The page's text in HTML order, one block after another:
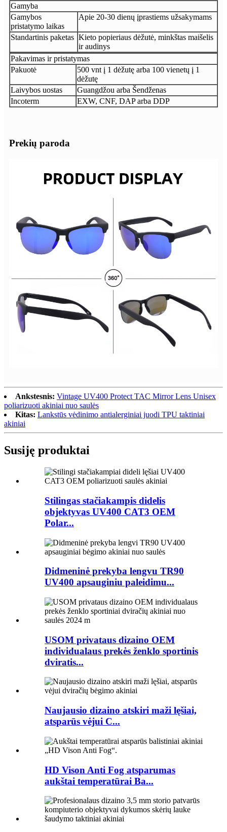
Gamyba
Gamybos
pristatymo laikas
Apie 20-30 dienų įprastiems užsakymams
Standartinis paketas Kieto popieriaus dėžutė, minkštas maišelis
ir audinys
Pakavimas ir pristatymas
Pakuotė
500 vnt į 1 dėžutę arba 100 vienetų į 1
dėžutę
Laivybos uostas
Guangdžou arba Šendženas
Incoterm
EXW, CNF, DAP arba DDP
Prekių paroda
Ankstesnis: Vintage UV400 Protect TAC Mirror Lens Unisex
poliarizuoti akiniai nuo saulės
Kitas: Lankstūs vėdinimo antialerginiai juodi TPU taktiniai
akiniai
Susiję produktai
Stilingas stačiakampis didelis
objektyvas UV400 CAT3 OEM
Polar...
Didmeninė prekyba lengvu TR90
UV400 apsauginiu paleidimu...
USOM privataus dizaino OEM
individualaus prekės ženklo sportinis
dviratis...
Naujausio dizaino atskiri maži lęšiai,
atsparūs vėjui C...
HD Vison Anti Fog atsparumas
aukštai temperatūrai Ba...